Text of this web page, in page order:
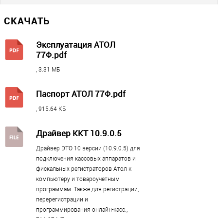
USB
Принтер
есть
Ширина чековой ленты
57 мм / 80 мм
Скорость печати, мм в секунду
?
СКАЧАТЬ
Эксплуатация АТОЛ
77Ф.pdf
, 3.31 МБ
Паспорт АТОЛ 77Ф.pdf
, 915.64 КБ
Драйвер ККТ 10.9.0.5
Драйвер DTO 10 версии (10.9.0.5) для
подключения кассовых аппаратов и
фискальных регистраторов Атол к
компьютеру и товароучетным
программам. Также для регистрации,
перерегистрации и
программирования онлайн-касс.,